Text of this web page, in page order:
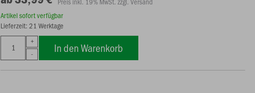
Artikel sofort verfügbar
Lieferzeit: 21 Werktage
In den Warenkorb